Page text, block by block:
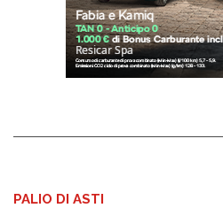
PALIO DI ASTI